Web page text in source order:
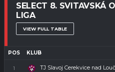
SELECT 8. SVITAVSKÁ
LIGA
VIEW FULL TABLE
POS KLUB
1 TJ Slavoj Cerekvice nad